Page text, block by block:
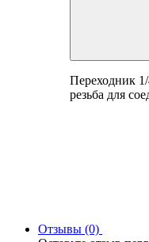
Переходник
резьба для
Отзывы (0)